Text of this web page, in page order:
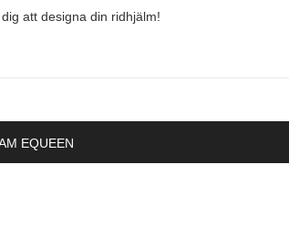
att designa din ridhjälm!
EQUEEN